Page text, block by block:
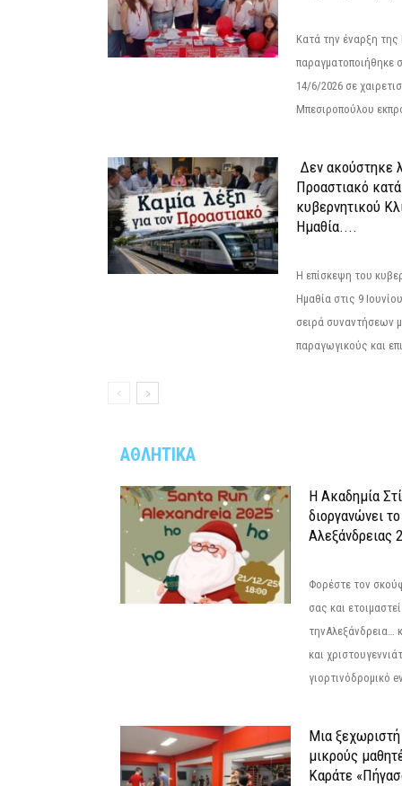
Κατά την έναρξη
παραγματοποιήθηκε
14/6/2026 σε
Μπεσιροπούλου
Δεν ακούστηκε
Προαστιακό
κυβερνητικού
Ημαθία....
Η επίσκεψη του
Ημαθία στις 9
σειρά συναντήσεων
παραγωγικούς και
ΑΘΛΗΤΙΚΑ
Η Ακαδημία
διοργανώνει
Αλεξάνδρειας
Φορέστε τον
σας και
τηνΑλεξάνδρεια…
και
γιορτινόδρομικό
Μια ξεχωριστή
μικρούς
Καράτε